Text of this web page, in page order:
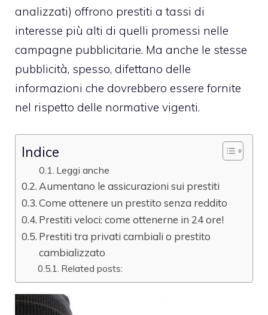
analizzati) offrono prestiti a tassi di
interesse più alti di quelli promessi nelle
campagne pubblicitarie. Ma anche le stesse
pubblicità, spesso, difettano delle
informazioni che dovrebbero essere fornite
nel rispetto delle normative vigenti.
Indice
Leggi anche
Aumentano le assicurazioni sui prestiti
Come ottenere un prestito senza reddito
Prestiti veloci: come ottenerne in 24 ore!
Prestiti tra privati cambiali o prestito
cambializzato
Related posts: